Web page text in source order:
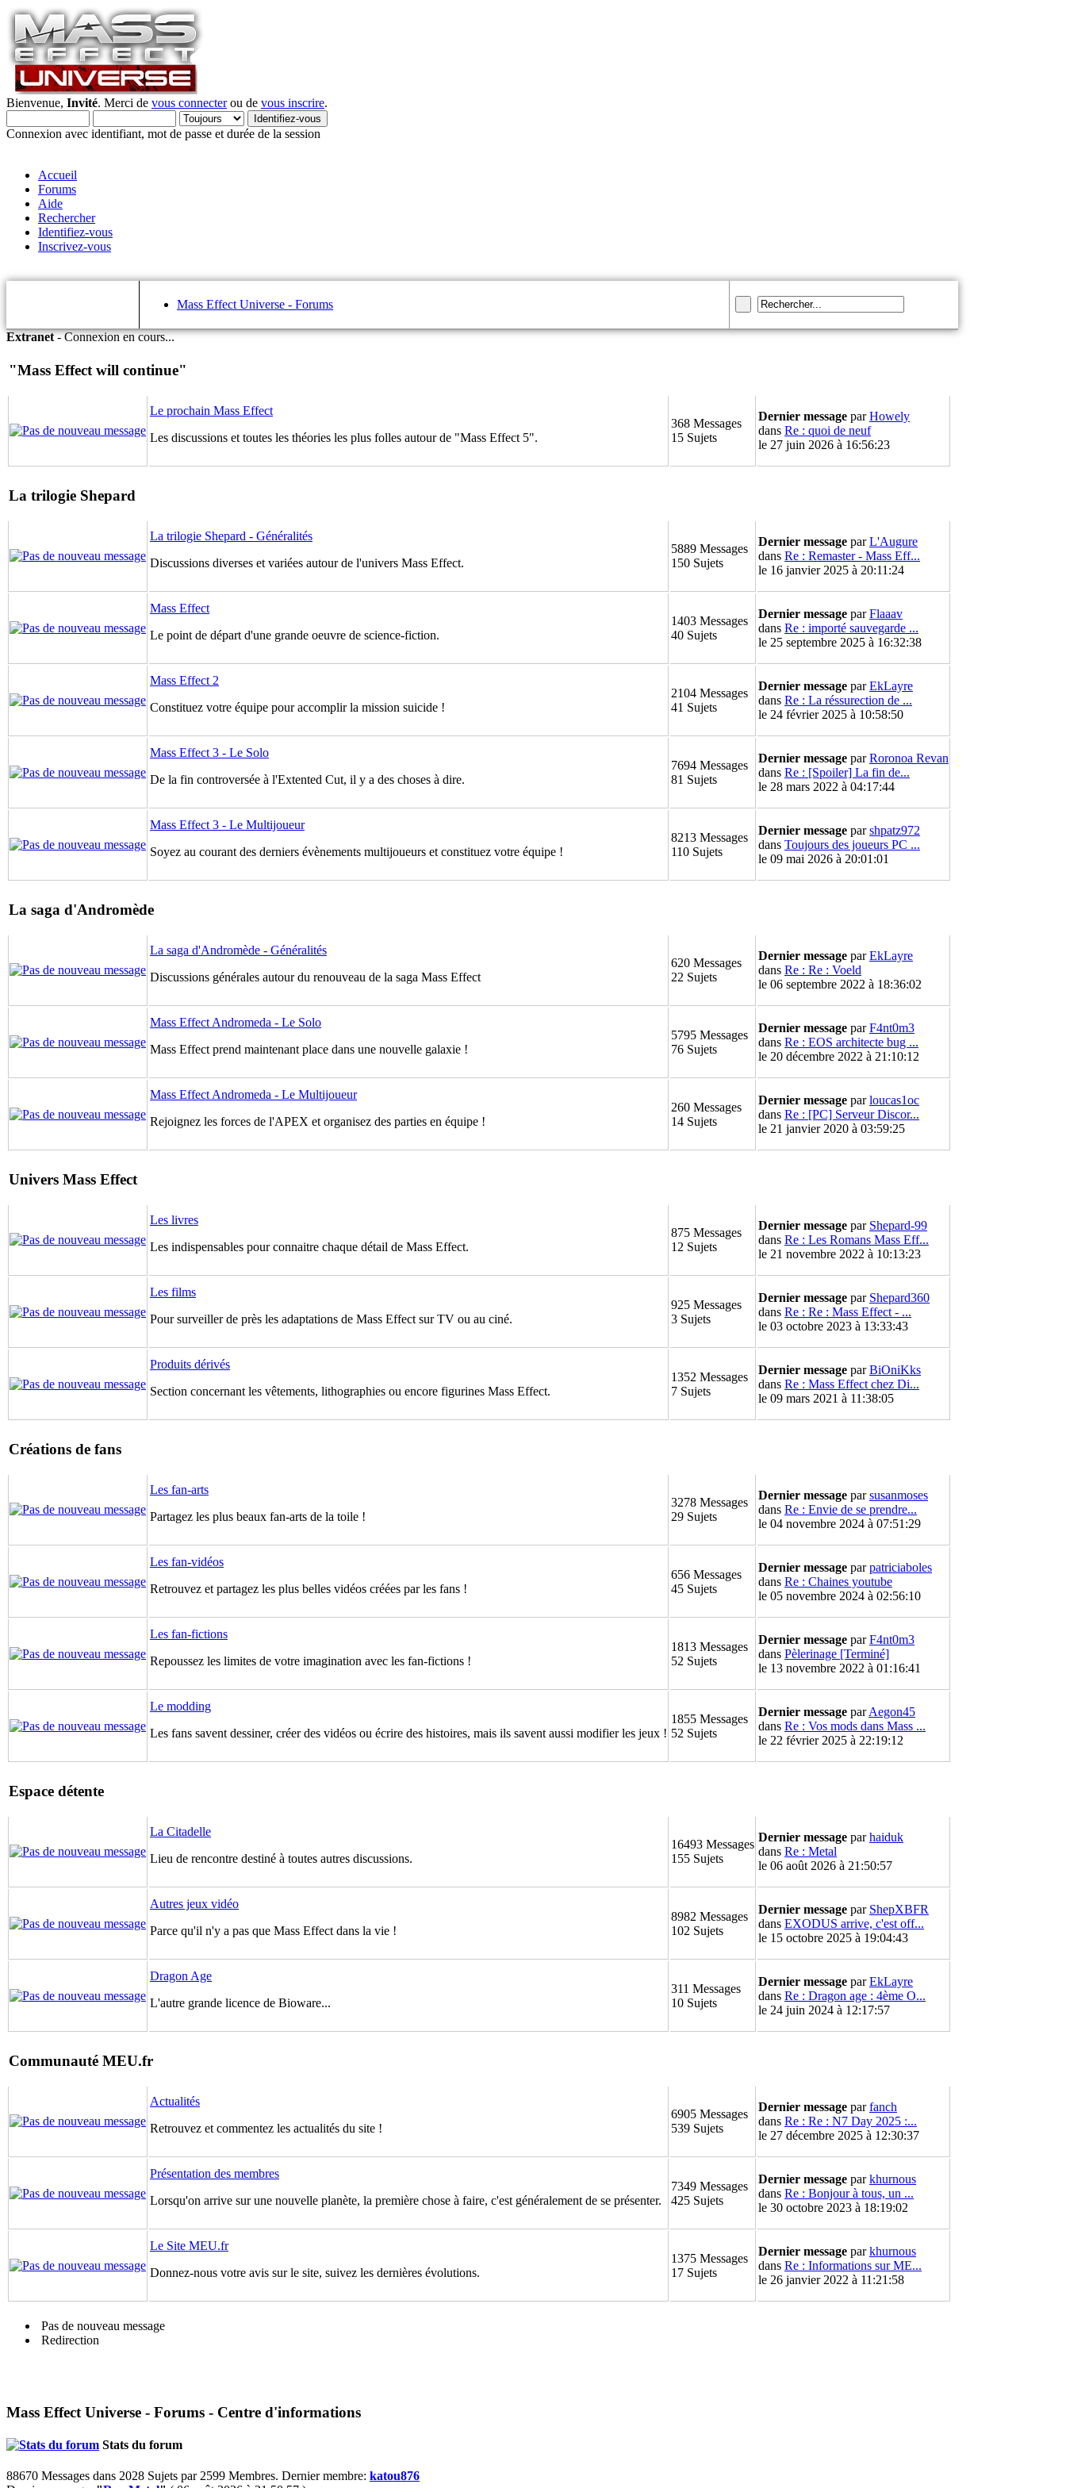
Bienvenue, Invité. Merci de vous connecterou de vous inscrire.
Connexion avec identifiant, mot de passe et durée de la session
Accueil
Forums
Aide
Rechercher
Identifiez-vous
Inscrivez-vous
Mass Effect Universe - Forums
Extranet-Connexion en cours...
"Mass Effect will continue"
Le prochain Mass Effect
Les discussions et toutes les théories les plus folles autour de "Mass Effect 5".
368 Messages
15 Sujets
Dernier message parHowely
dans Re : quoi de neuf
le 27 juin 2026 à 16:56:23
La trilogie Shepard
La trilogie Shepard - Généralités
Discussions diverses et variées autour de l'univers Mass Effect.
5889 Messages
150 Sujets
Dernier message parL'Augure
dans Re : Remaster - Mass Eff...
le 16 janvier 2025 à 20:11:24
Mass Effect
Le point de départ d'une grande oeuvre de science-fiction.
1403 Messages
40 Sujets
Dernier message parFlaaav
dans Re : importé sauvegarde ...
le 25 septembre 2025 à 16:32:38
Mass Effect 2
Constituez votre équipe pour accomplir la mission suicide !
2104 Messages
41 Sujets
Dernier message parEkLayre
dans Re : La réssurection de ...
le 24 février 2025 à 10:58:50
Mass Effect 3 - Le Solo
De la fin controversée à l'Extented Cut, il y a des choses à dire.
7694 Messages
81 Sujets
Dernier message parRoronoa Revan
dans Re : [Spoiler] La fin de...
le 28 mars 2022 à 04:17:44
Mass Effect 3 - Le Multijoueur
Soyez au courant des derniers évènements multijoueurs et constituez votre équipe !
8213 Messages
110 Sujets
Dernier message parshpatz972
dans Toujours des joueurs PC ...
le 09 mai 2026 à 20:01:01
La saga d'Andromède
La saga d'Andromède - Généralités
Discussions générales autour du renouveau de la saga Mass Effect
620 Messages
22 Sujets
Dernier message parEkLayre
dans Re : Re : Voeld
le 06 septembre 2022 à 18:36:02
Mass Effect Andromeda - Le Solo
Mass Effect prend maintenant place dans une nouvelle galaxie !
5795 Messages
76 Sujets
Dernier message parF4nt0m3
dans Re : EOS architecte bug ...
le 20 décembre 2022 à 21:10:12
Mass Effect Andromeda - Le Multijoueur
Rejoignez les forces de l'APEX et organisez des parties en équipe !
260 Messages
14 Sujets
Dernier message parloucas1oc
dans Re : [PC] Serveur Discor...
le 21 janvier 2020 à 03:59:25
Univers Mass Effect
Les livres
Les indispensables pour connaitre chaque détail de Mass Effect.
875 Messages
12 Sujets
Dernier message par Shepard-99
dans Re : Les Romans Mass Eff...
le 21 novembre 2022 à 10:13:23
Les films
Pour surveiller de près les adaptations de Mass Effect sur TV ou au ciné.
925 Messages
3 Sujets
Dernier message par Shepard360
dans Re : Re : Mass Effect - ...
le 03 octobre 2023 à 13:33:43
Produits dérivés
Section concernant les vêtements, lithographies ou encore figurines Mass Effect.
1352 Messages
7 Sujets
Dernier message parBiOniKks
dans Re : Mass Effect chez Di...
le 09 mars 2021 à 11:38:05
Créations de fans
Les fan-arts
Partagez les plus beaux fan-arts de la toile !
3278 Messages
29 Sujets
Dernier message parsusanmoses
dans Re : Envie de se prendre...
le 04 novembre 2024 à 07:51:29
Les fan-vidéos
Retrouvez et partagez les plus belles vidéos créées par les fans !
656 Messages
45 Sujets
Dernier message parpatriciaboles
dans Re : Chaines youtube
le 05 novembre 2024 à 02:56:10
Les fan-fictions
Repoussez les limites de votre imagination avec les fan-fictions !
1813 Messages
52 Sujets
Dernier message parF4nt0m3
dans Pèlerinage [Terminé]
le 13 novembre 2022 à 01:16:41
Le modding
Les fans savent dessiner, créer des vidéos ou écrire des histoires, mais ils savent aussi modifier les jeux !
1855 Messages
52 Sujets
Dernier message parAegon45
dans Re : Vos mods dans Mass ...
le 22 février 2025 à 22:19:12
Espace détente
La Citadelle
Lieu de rencontre destiné à toutes autres discussions.
16493 Messages
155 Sujets
Dernier message parhaiduk
dans Re : Metal
le 06 août 2026 à 21:50:57
Autres jeux vidéo
Parce qu'il n'y a pas que Mass Effect dans la vie !
8982 Messages
102 Sujets
Dernier message par ShepXBFR
dans EXODUS arrive, c'est off...
le 15 octobre 2025 à 19:04:43
Dragon Age
L'autre grande licence de Bioware...
311 Messages
10 Sujets
Dernier message parEkLayre
dans Re : Dragon age : 4ème O...
le 24 juin 2024 à 12:17:57
Communauté MEU.fr
Actualités
Retrouvez et commentez les actualités du site !
6905 Messages
539 Sujets
Dernier message parfanch
dans Re : Re : N7 Day 2025 :...
le 27 décembre 2025 à 12:30:37
Présentation des membres
Lorsqu'on arrive sur une nouvelle planète, la première chose à faire, c'est généralement de se présenter.
7349 Messages
425 Sujets
Dernier message parkhurnous
dans Re : Bonjour à tous, un ...
le 30 octobre 2023 à 18:19:02
Le Site MEU.fr
Donnez-nous votre avis sur le site, suivez les dernières évolutions.
1375 Messages
17 Sujets
Dernier message parkhurnous
dans Re : Informations sur ME...
le 26 janvier 2022 à 11:21:58
Pas de nouveau message
Redirection
Mass Effect Universe - Forums - Centre d'informations
Stats du forum
88670 Messages dans 2028 Sujets par 2599 Membres. Dernier membre: katou876